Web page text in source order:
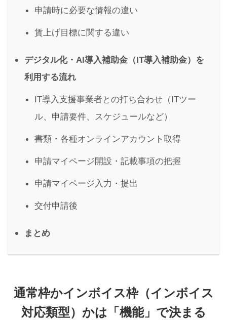
申請時に必要な情報の違い
賃上げ目標に関する違い
デジタル化・AI導入補助金（IT導入補助金）を
利用する流れ
IT導入支援事業者との打ち合わせ（ITツー
ル、申請要件、スケジュールなど）
書類・各種オンラインアカウント取得
申請マイページ開設・記載事項の把握
申請マイページ入力・提出
交付申請後
まとめ
通常枠かインボイス枠（インボイス
対応類型）かは「機能」で決まる